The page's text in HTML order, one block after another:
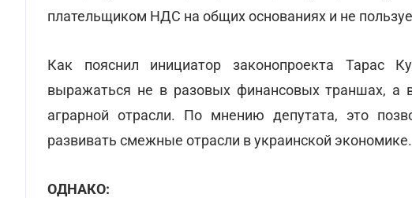
плательщиком НДС на общих основаниях и не
Как пояснил инициатор законопроекта Тарас
выражаться не в разовых финансовых траншах, а
аграрной отрасли. По мнению депутата, это
развивать смежные отрасли в украинской экономике.
ОДНАКО: